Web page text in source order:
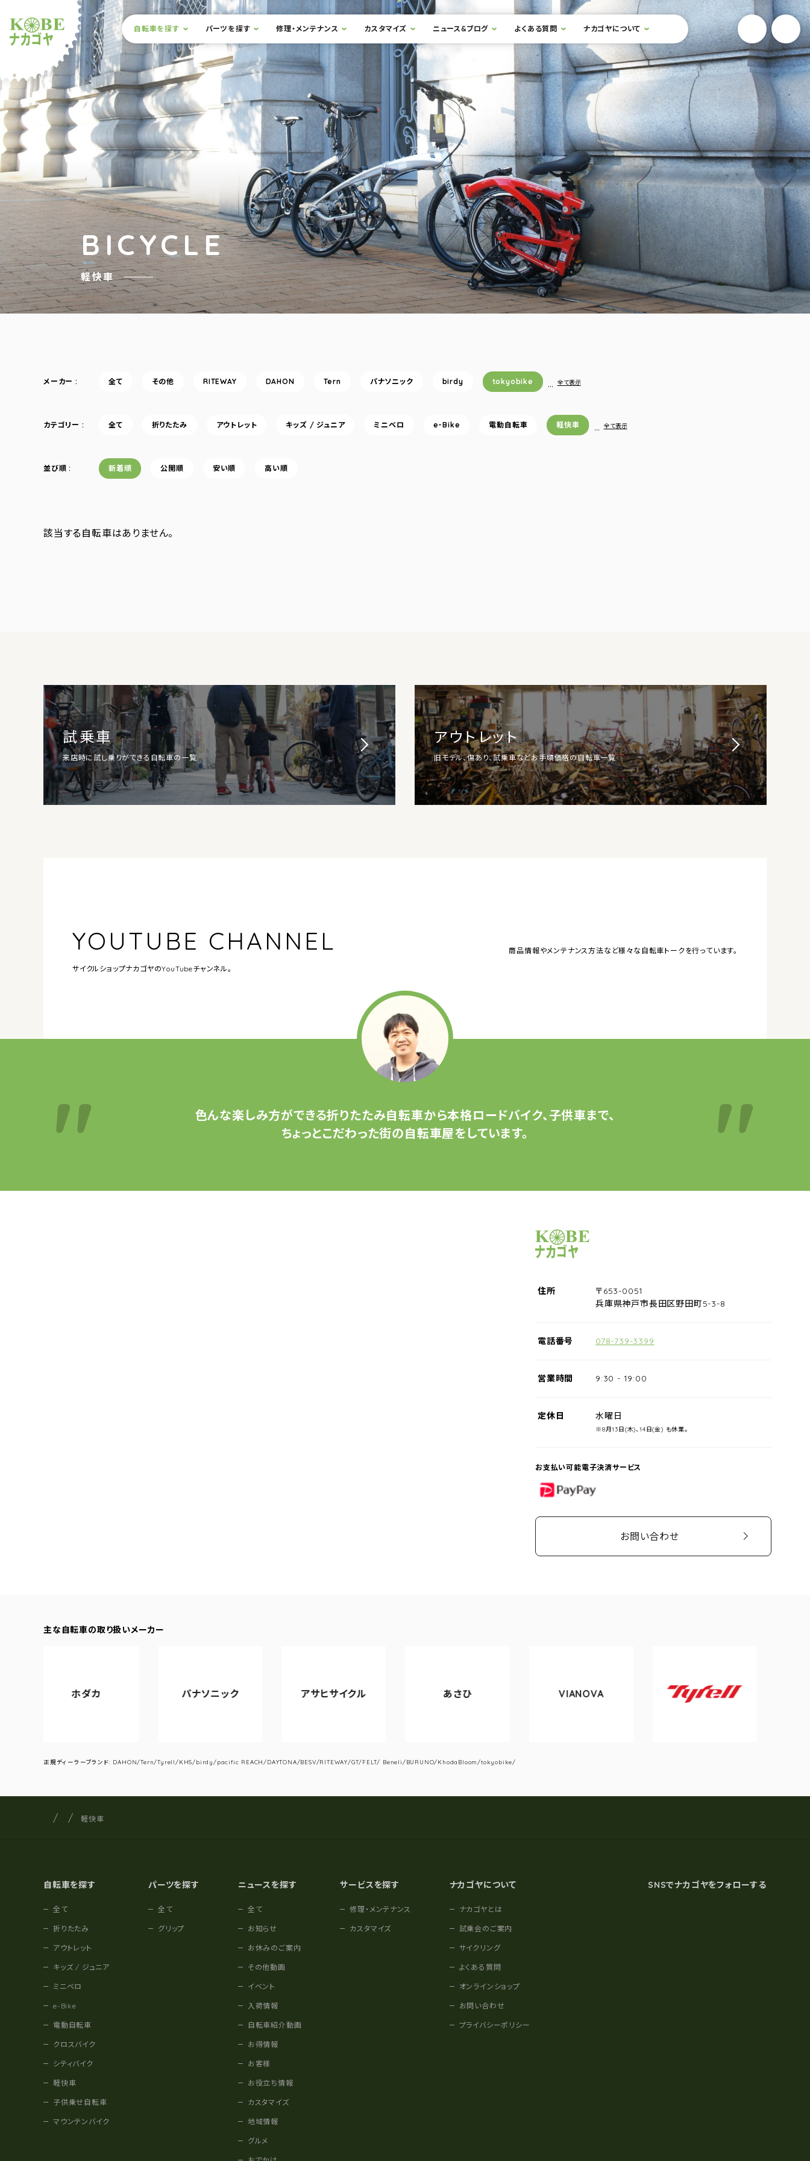
ショップナカゴヤ
サイト内メニュー
本文までスキップ
自転車を探す パーツを探す 修理・メンテナンス カスタマイズ ニュース&ブログ よくある質問 ナカゴヤについて 検索フォームを開閉する YouTube
BICYCLE
軽快車
メーカー 全て その他 RITEWAY DAHON Tern パナソニック birdy tokyobike … 全て表示
カテゴリー 全て 折りたたみ アウトレット キッズ / ジュニア ミニベロ e-Bike 電動自転車 軽快車 … 全て表示
並び順 新着順 公開順 安い順 高い順
該当する自転車はありません。
試乗車
来店時に試し乗りができる自転車の一覧
アウトレット
旧モデル、傷あり、試乗車などお手頃価格の自転車一覧
YOUTUBE CHANNEL
サイクルショップナカゴヤのYouTubeチャンネル。
商品情報やメンテナンス方法など様々な自転車トークを行っています。
色んな楽しみ方ができる折りたたみ自転車から本格ロードバイク、子供車まで、
ちょっとこだわった街の自転車屋をしています。
サイクルショップナカゴヤ
住所
〒653-0051
兵庫県神戸市長田区野田町5-3-8
電話番号 078-739-3399
営業時間 9:30 - 19:00
定休日 水曜日
※8月13日(木)、14日(金) も休業。
お支払い可能電子決済サービス
PayPay
お問い合わせ
主な自転車の取り扱いメーカー
アサヒサイクル
正規ディーラーブランド: DAHON/Tern/Tyrell/KHS/birdy/pacific REACH/DAYTONA/BESV/RITEWAY/GT/FELT/ Beneli/BURUNO/KhodaBloom/tokyobike/
サイト内の現在地
サイクルショップナカゴヤ
軽快車
自転車を探す
全て
折りたたみ
アウトレット
キッズ / ジュニア
ミニベロ
e-Bike
電動自転車
クロスバイク
シティバイク
軽快車
子供乗せ自転車
マウンテンバイク
パーツを探す
全て
グリップ
ニュースを探す
全て
お知らせ
お休みのご案内
その他動画
イベント
入荷情報
自転車紹介動画
お得情報
お客様
お役立ち情報
カスタマイズ
地域情報
グルメ
サービスを探す
修理・メンテナンス
カスタマイズ
ナカゴヤについて
ナカゴヤとは
試乗会のご案内
サイクリング
よくある質問
オンラインショップ
お問い合わせ
プライバシーポリシー
SNSでナカゴヤをフォローする